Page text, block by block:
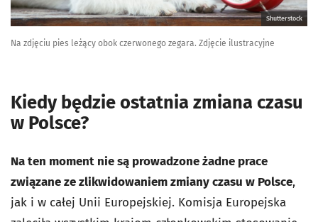
Shutterstock
Na zdjęciu pies leżący obok czerwonego zegara. Zdjęcie ilustracyjne
Kiedy będzie ostatnia zmiana czasu
w Polsce?
Na ten moment nie są prowadzone żadne prace
związane ze zlikwidowaniem zmiany czasu w Polsce,
jak i w całej Unii Europejskiej. Komisja Europejska